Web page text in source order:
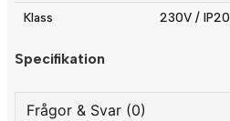
Klass 230V / IP20
Specifikation
Frågor & Svar (0)